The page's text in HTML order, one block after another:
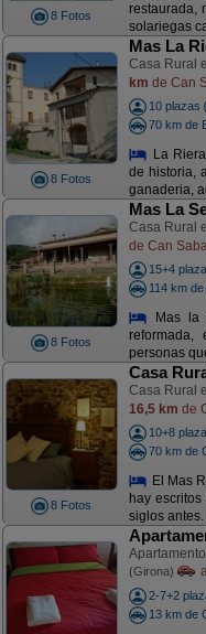
8 Fotos
restaurada,
solariegas
8 Fotos
Mas La
Casa Rural
km de Can
10 plazas
70 km de
La
de historia,
ganaderia,
8 Fotos
Mas La
Casa Rural
de Can
15+4
114 km
Mas la
personas
8 Fotos
Casa
Casa Rural
16,5 km de
10+8
70 km de
El Mas
hay
siglos
(Girona)
2-7+2
13 km de